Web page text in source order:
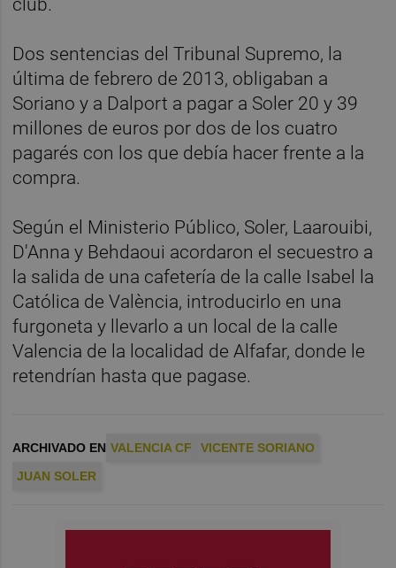
Dos sentencias del Tribunal Supremo, la
última de febrero de 2013, obligaban a
Soriano y a Dalport a pagar a Soler 20 y 39
millones de euros por dos de los cuatro
pagarés con los que debía hacer frente a la
compra.
Según el Ministerio Público, Soler, Laarouibi,
D'Anna y Behdaoui acordaron el secuestro a
la salida de una cafetería de la calle Isabel la
Católica de València, introducirlo en una
furgoneta y llevarlo a un local de la calle
Valencia de la localidad de Alfafar, donde le
retendrían hasta que pagase.
ARCHIVADO EN VALENCIA CF
VICENTE SORIANO
JUAN SOLER